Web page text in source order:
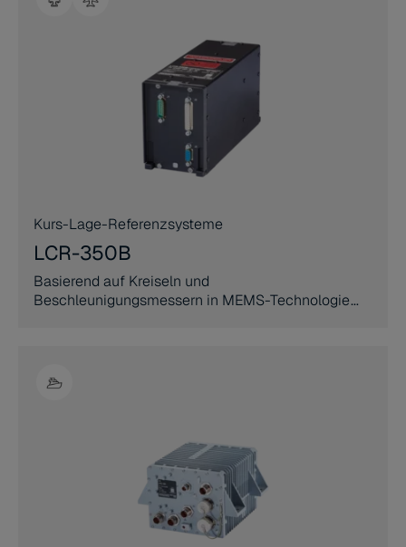
Kurs-Lage-Referenzsysteme
LCR-350B
Basierend auf Kreiseln und
Beschleunigungsmessern in MEMS-Technologie